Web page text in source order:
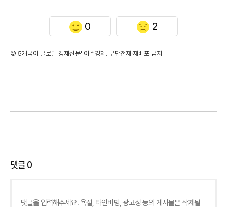
0 2
©'5개국어 글로벌 경제신문' 아주경제. 무단전재·재배포 금지
댓글0